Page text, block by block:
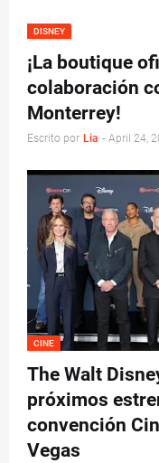
DISNEY
¡La boutique
colaboración
Monterrey!
Escrito por Lia - April 24,
CINE
The Walt
próximos
convención
Vegas